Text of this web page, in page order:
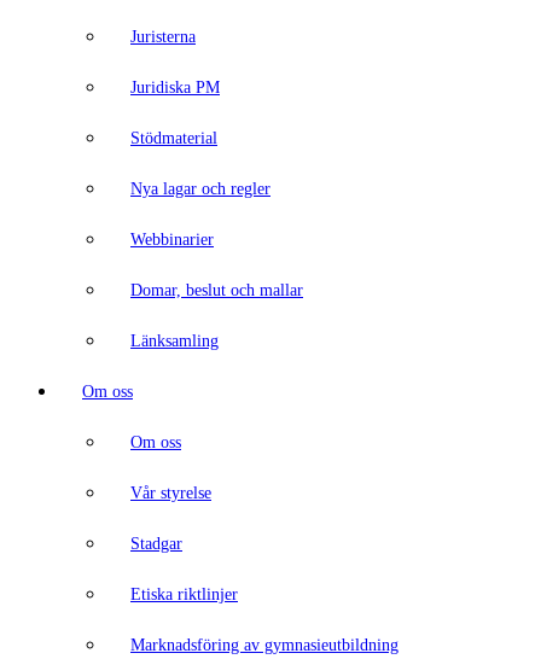
Juristerna
Juridiska PM
Stödmaterial
Nya lagar och regler
Webbinarier
Domar, beslut och mallar
Länksamling
Om oss
Om oss
Vår styrelse
Stadgar
Etiska riktlinjer
Marknadsföring av gymnasieutbildning